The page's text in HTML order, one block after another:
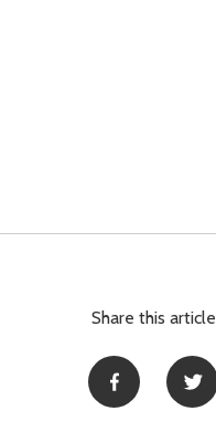
Share this article